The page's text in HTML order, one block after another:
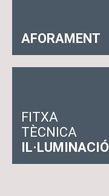
AFORAMENT
FITXA
TÈCNICA
IL·LUMINACIÓ